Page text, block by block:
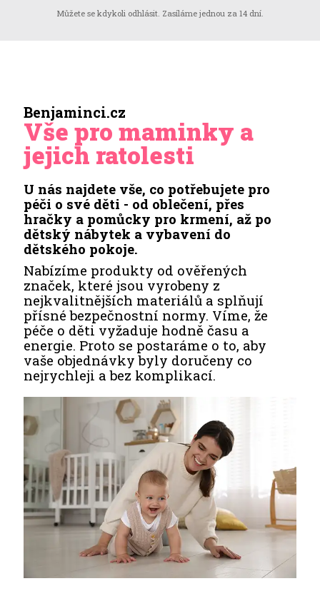
Můžete se kdykoli odhlásit. Zasíláme jednou za 14 dní.
Benjaminci.cz
Vše pro maminky a
jejich ratolesti
U nás najdete vše, co potřebujete pro
péči o své děti - od oblečení, přes
hračky a pomůcky pro krmení, až po
dětský nábytek a vybavení do
dětského pokoje.
Nabízíme produkty od ověřených
značek, které jsou vyrobeny z
nejkvalitnějších materiálů a splňují
přísné bezpečnostní normy. Víme, že
péče o děti vyžaduje hodně času a
energie. Proto se postaráme o to, aby
vaše objednávky byly doručeny co
nejrychleji a bez komplikací.